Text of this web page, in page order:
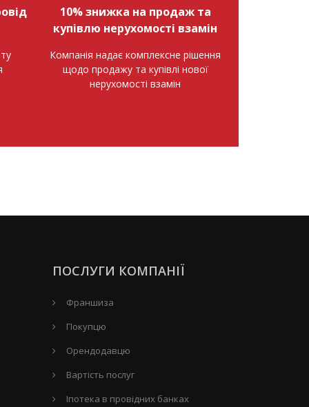
10% знижка на продаж та
купівлю нерухомості взамін
Компанія надає комплексне рішення
щодо продажу та купівлі нової
нерухомості взамін
ПОСЛУГИ КОМПАНІЇ
Франшиза
Покупцю
Орендодавцю
Вартість послуг
Іпотека в провідних банках